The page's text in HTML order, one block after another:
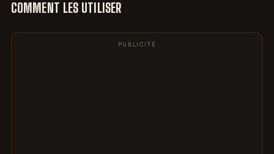
COMMENT LES UTILISER
PUBLICITÉ